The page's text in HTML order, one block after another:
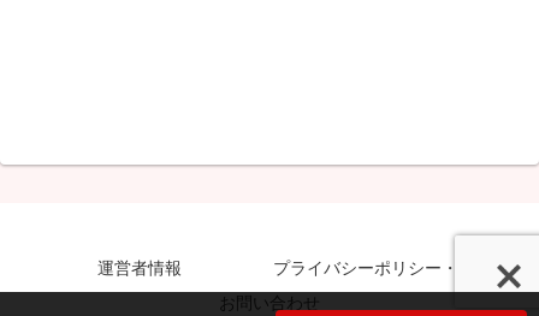
運営者情報
プライバシーポリシー・免責事項
お問い合わせ